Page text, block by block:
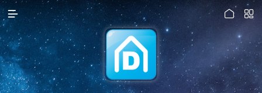

访问电脑版
 
